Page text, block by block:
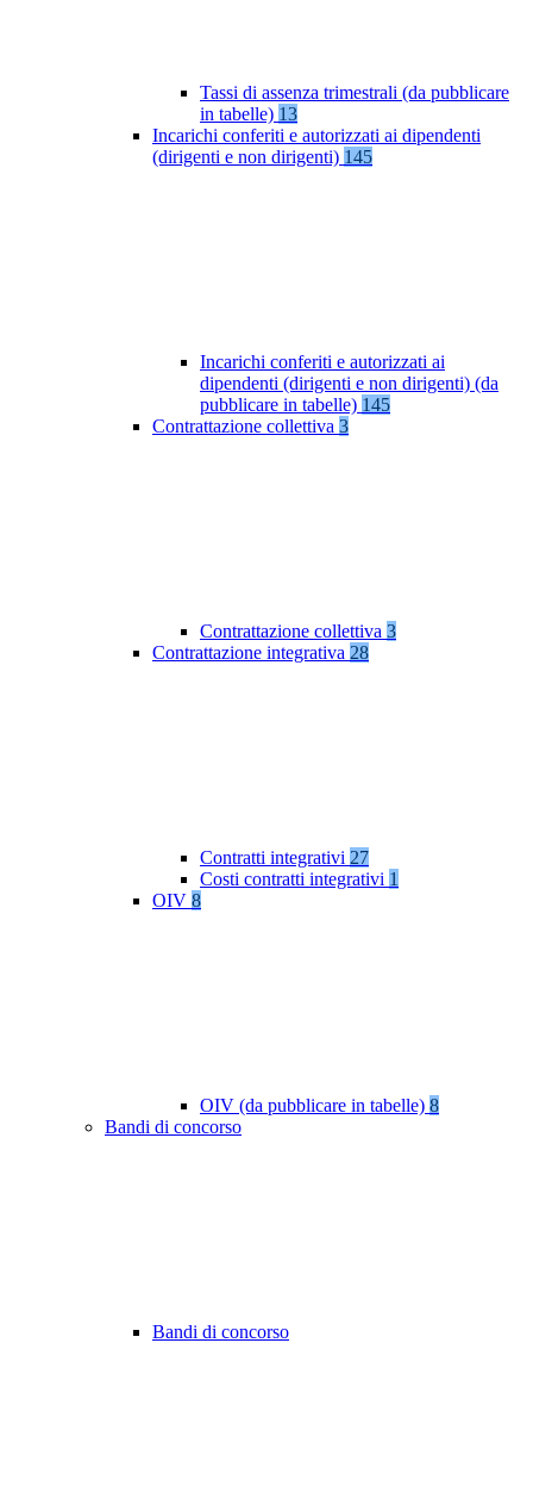
Tassi di assenza trimestrali (da pubblicare
in tabelle) 13
Incarichi conferiti e autorizzati ai dipendenti
(dirigenti e non dirigenti) 145
Incarichi conferiti e autorizzati ai
dipendenti (dirigenti e non dirigenti) (da
pubblicare in tabelle) 145
Contrattazione collettiva 3
Contrattazione collettiva 3
Contrattazione integrativa 28
Contratti integrativi 27
Costi contratti integrativi 1
OIV 8
OIV (da pubblicare in tabelle) 8
Bandi di concorso
Bandi di concorso